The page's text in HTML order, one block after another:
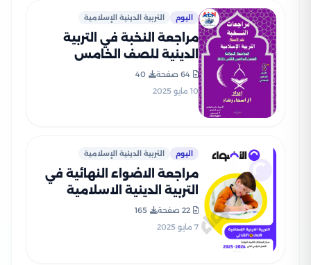
اليوم التربية الدينية الإسلامية
مراجعة النخبة في التربية
الدينية للصف الخامس
الابتدائي الترم الثاني بالاجابات
PDF
64 صفحة
40
10 مايو 2025
اليوم التربية الدينية الإسلامية
مراجعة الاضواء النهائية في
التربية الدينية الاسلامية
للصف الخامس الابتدائي الترم
الثاني 2025 PDF بالاجابات
22 صفحة
165
7 مايو 2025